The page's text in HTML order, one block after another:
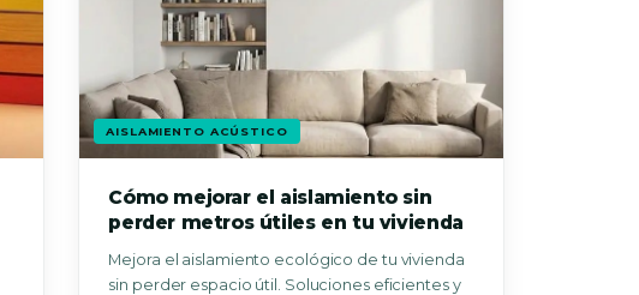
AISLAMIENTO ACÚSTICO
Cómo mejorar el aislamiento sin
perder metros útiles en tu vivienda
Mejora el aislamiento ecológico de tu vivienda
sin perder espacio útil. Soluciones eficientes y